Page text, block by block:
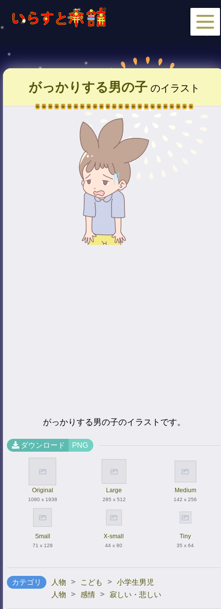
がっかりする男の子のイラスト
がっかりする男の子のイラストです。
ダウンロード PNG
Original
1080 x 1938
Large
285 x 512
Medium
142 x 256
Small
71 x 128
X-small
44 x 80
Tiny
35 x 64
カテゴリ 人物 > こども > 小学生男児
人物
> 感情 > 寂しい・悲しい